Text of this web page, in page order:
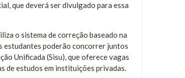
que deverá ser divulgado para essa
o sistema de correção baseado na
estudantes poderão concorrer juntos
Unificada (Sisu), que oferece vagas
de estudos em instituições privadas.